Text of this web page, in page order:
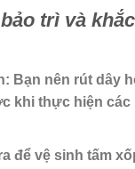
trì và
Bạn nên rút dây
khi thực hiện các
để vệ sinh tấm